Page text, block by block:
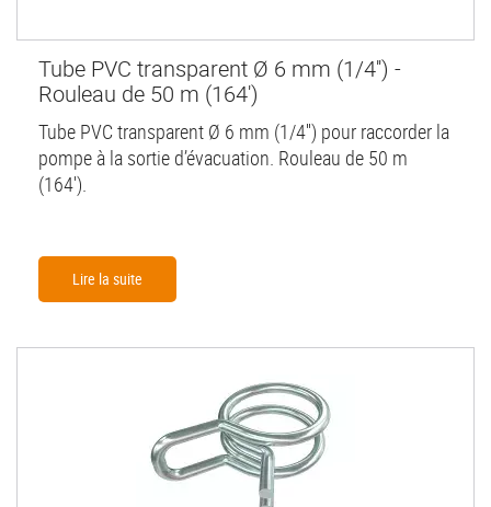
Tube PVC transparent Ø 6 mm (1/4'') -
Rouleau de 50 m (164')
Tube PVC transparent Ø 6 mm (1/4'') pour raccorder la
pompe à la sortie d’évacuation. Rouleau de 50 m
(164').
Lire la suite